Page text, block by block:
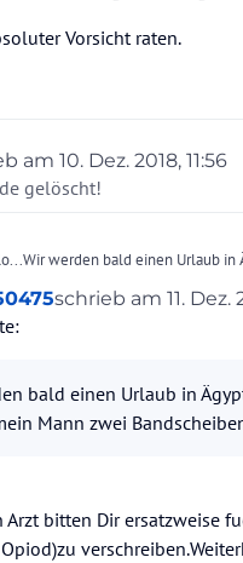
Vorsicht raten.
am 10. Dez. 2018, 11:56
editiert von
gelöscht!
werden bald einen Urlaub in
man dieses Medikament in
konnte man uns keine
Dank schon mal.
schrieb am 11. Dez.
zuletzt editiert von
bald einen Urlaub in
Mann zwei
Arzt bitten Dir ersatzweise